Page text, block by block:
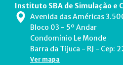
Instituto SBA de Simulação e
Avenida das Américas
Bloco 03 - 5º Andar
Condomínio Le Monde
Barra da Tijuca - RJ - Cep:
Ver mapa